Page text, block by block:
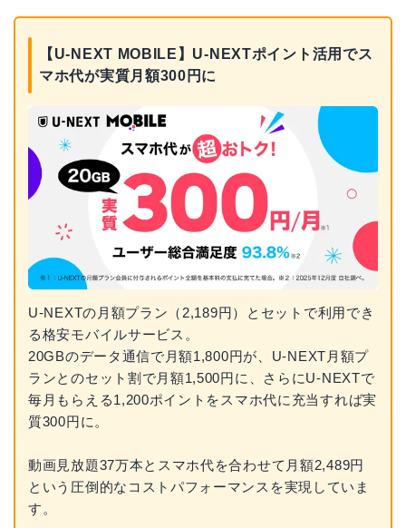
【U-NEXT MOBILE】U-NEXTポイント活用でス
マホ代が実質月額300円に
U-NEXTの月額プラン（2,189円）とセットで利用でき
る格安モバイルサービス。
20GBのデータ通信で月額1,800円が、U-NEXT月額プ
ランとのセット割で月額1,500円に、さらにU-NEXTで
毎月もらえる1,200ポイントをスマホ代に充当すれば実
質300円に。
動画見放題37万本とスマホ代を合わせて月額2,489円
という圧倒的なコストパフォーマンスを実現していま
す。